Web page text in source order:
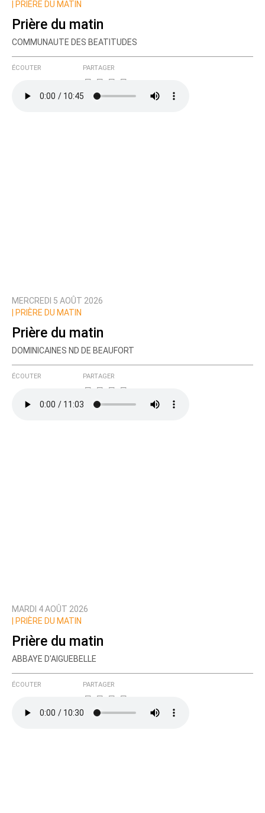
PRIÈRE DU MATIN
Prière du matin
COMMUNAUTE DES BEATITUDES
ÉCOUTER PARTAGER
MERCREDI 5 AOÛT 2026
PRIÈRE DU MATIN
Prière du matin
DOMINICAINES ND DE BEAUFORT
ÉCOUTER PARTAGER
MARDI 4 AOÛT 2026
PRIÈRE DU MATIN
Prière du matin
ABBAYE D'AIGUEBELLE
ÉCOUTER PARTAGER